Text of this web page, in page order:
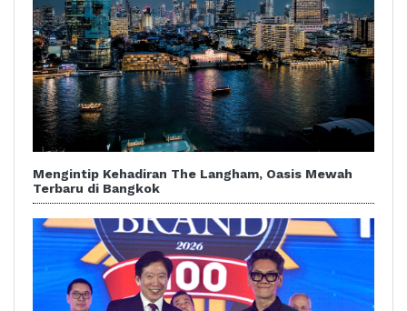
Mengintip Kehadiran The Langham, Oasis Mewah
Terbaru di Bangkok